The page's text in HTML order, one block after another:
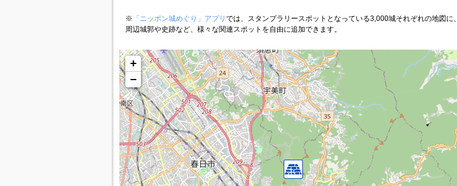
※ 「ニッポン城めぐり」アプリ では、スタンプラリースポットとなっている3,000城それぞれの地図に、
周辺城郭や史跡など、様々な関連スポットを自由に追加できます。
+
−